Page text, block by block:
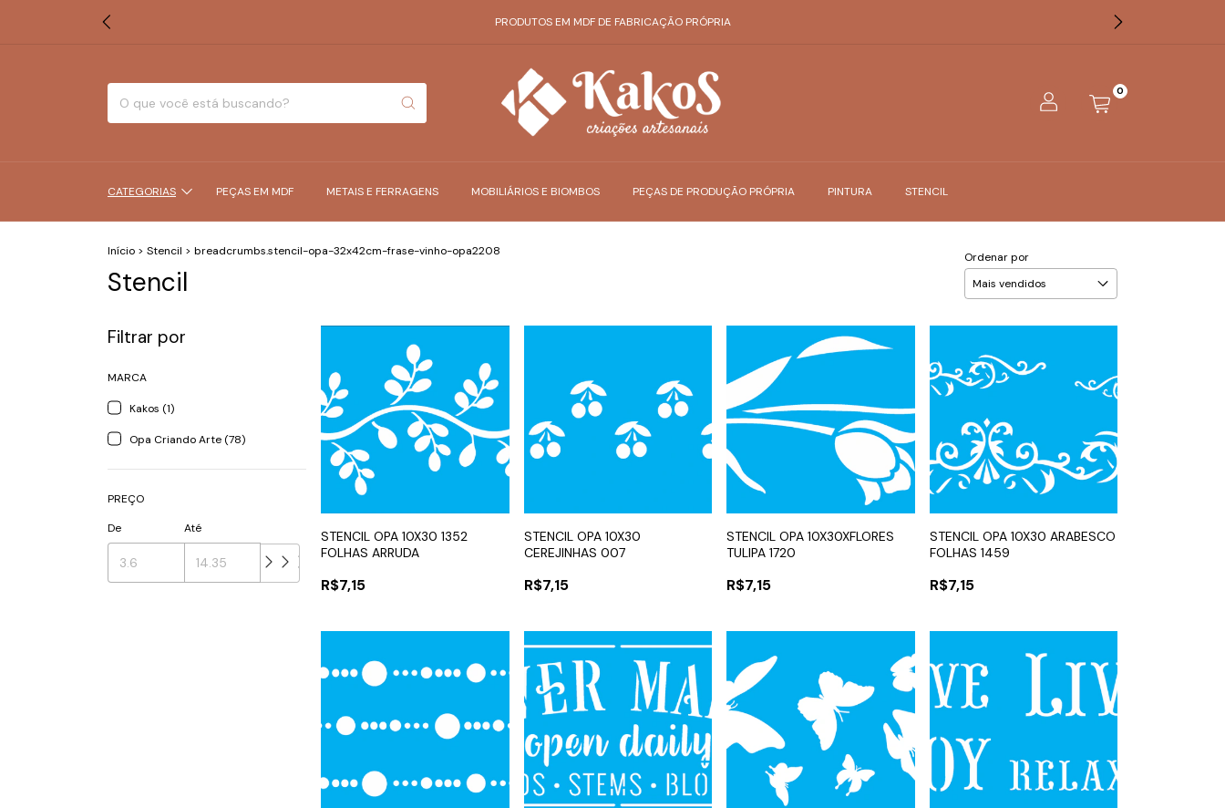
PRODUTOS EM MDF DE FABRICAÇÃO PRÓPRIA
0
CATEGORIAS PEÇAS EM MDF METAIS E FERRAGENS MOBILIÁRIOS E BIOMBOS PEÇAS DE PRODUÇÃO PRÓPRIA PINTURA STENCIL
Início > Stencil > breadcrumbs.stencil-opa-32x42cm-frase-vinho-opa2208
Stencil
Ordenar por
Filtrar por
MARCA
Kakos (1)
Opa Criando Arte (78)
PREÇO
De
Até
STENCIL OPA 10X30 1352
FOLHAS ARRUDA
R$7,15
STENCIL OPA 10X30
CEREJINHAS 007
R$7,15
STENCIL OPA 10X30XFLORES
TULIPA 1720
R$7,15
STENCIL OPA 10X30 ARABESCO
FOLHAS 1459
R$7,15